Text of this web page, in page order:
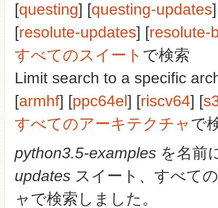
[questing] [questing-updates
[resolute-updates] [resolute-
すべてのスイート で検索
Limit search to a specific
[armhf] [ppc64el] [riscv64] [
すべてのアーキテクチャで
python3.5-examples を名前
updates スイート、すべて
ャで検索しました。